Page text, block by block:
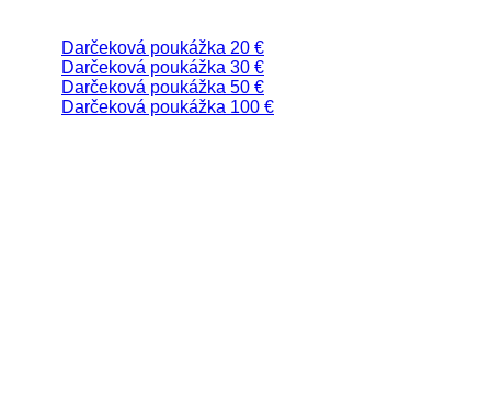
Darčeková poukážka 20 €
Darčeková poukážka 30 €
Darčeková poukážka 50 €
Darčeková poukážka 100 €